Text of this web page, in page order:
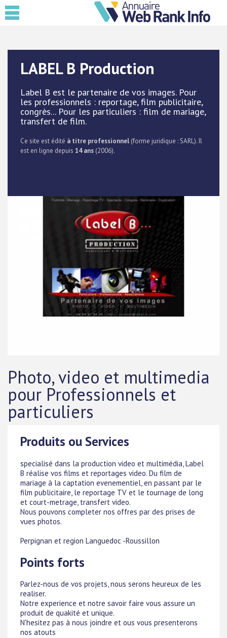
LABEL B Production
Label B est le partenaire de vos images. Pour
les professionnels : reportage, film publicitaire,
congrès... Pour les particuliers : film de mariage,
transfert de film.
Ce site est édité à titre professionnel (forme juridique : SARL). Il
est en ligne depuis 14 ans (2006).
Photo, video et multimedia
pour Professionnels et
particuliers
Produits ou Services
specialisé dans la production video et multimédia, Label
B réalise vos films et reportages video. Du film de
mariage à la captation evenementiel, en passant par le
film publicitaire, le reportage TV et le tournage de long
et court-metrage, transfert video.
Nous pouvons completer nos offres par des prises de
vues photos.
Perpignan et region Languedoc -Roussillon
Points forts
Parlez-nous de vos projets, nous serons heureux de les
realiser.
Notre experience et notre savoir faire vous assure un
produit de quakité et unique.
N'hesitez pas à nous joindre et ous vous presenterons
nos atouts